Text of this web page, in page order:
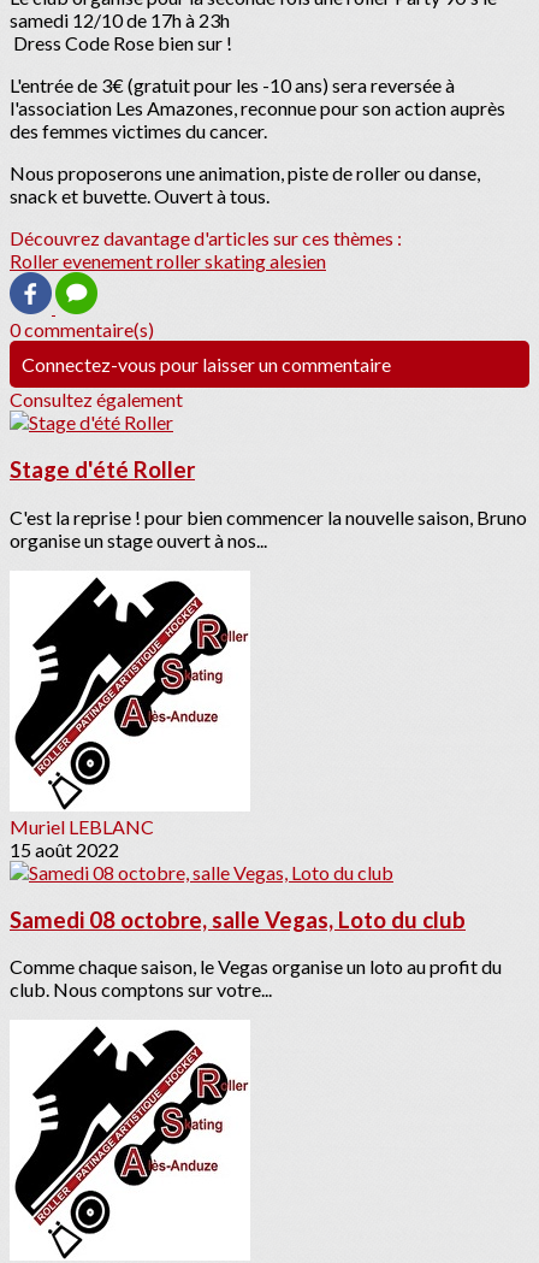
samedi 12/10 de 17h à 23h
Dress Code Rose bien sur !
L'entrée de 3€ (gratuit pour les -10 ans) sera reversée à
l'association Les Amazones, reconnue pour son action auprès
des femmes victimes du cancer.
Nous proposerons une animation, piste de roller ou danse,
snack et buvette. Ouvert à tous.
Découvrez davantage d'articles sur ces thèmes :
Rollerevenement roller skating alesien
0 commentaire(s)
Connectez-vous pour laisser un commentaire
Consultez également
Stage d'été Roller
C'est la reprise ! pour bien commencer la nouvelle saison, Bruno
organise un stage ouvert à nos...
Muriel LEBLANC
15 août 2022
Samedi 08 octobre, salle Vegas, Loto du club
Comme chaque saison, le Vegas organise un loto au profit du
club. Nous comptons sur votre...